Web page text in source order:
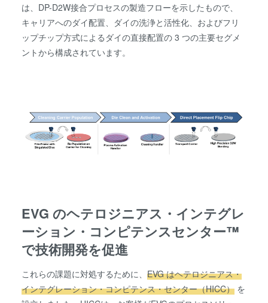
は、DP-D2W接合プロセスの製造フローを示したもので、
キャリアへのダイ配置、ダイの洗浄と活性化、およびフリ
ップチップ方式によるダイの直接配置の 3 つの主要セグメ
ントから構成されています。
EVG のヘテロジニアス・インテグレ
ーション・コンピテンスセンター™
で技術開発を促進
これらの課題に対処するために、EVG はヘテロジニアス・
インテグレーション・コンピテンス・センター（HICC） を